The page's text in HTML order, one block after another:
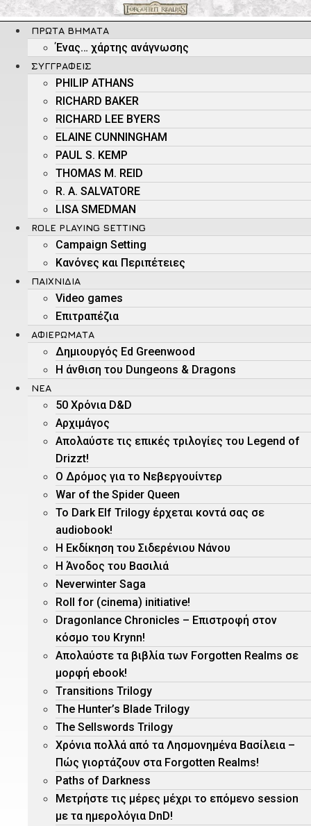
Μετάβαση
στο
περιεχόμενο
ΠΡΏΤΑ ΒΉΜΑΤΑ
Ένας… χάρτης ανάγνωσης
ΣΥΓΓΡΑΦΕΊΣ
PHILIP ATHANS
RICHARD BAKER
RICHARD LEE BYERS
ELAINE CUNNINGHAM
PAUL S. KEMP
THOMAS M. REID
R. A. SALVATORE
LISA SMEDMAN
ROLE PLAYING SETTING
Campaign Setting
Kανόνες και Περιπέτειες
ΠΑΙΧΝΊΔΙΑ
Video games
Επιτραπέζια
ΑΦΙΕΡΏΜΑΤΑ
Δημιουργός Ed Greenwood
Η άνθιση του Dungeons & Dragons
ΝΕΑ
50 Χρόνια D&D
Αρχιμάγος
Aπολαύστε τις επικές τριλογίες του Legend of
Drizzt!
O Δρόμος για το Νεβεργουίντερ
War of the Spider Queen
Το Dark Elf Trilogy έρχεται κοντά σας σε
audiobook!
Η Εκδίκηση του Σιδερένιου Νάνου
Η Άνοδος του Βασιλιά
Neverwinter Saga
Roll for (cinema) initiative!
Dragonlance Chronicles – Eπιστροφή στον
κόσμο του Krynn!
Απολαύστε τα βιβλία των Forgotten Realms σε
μορφή ebook!
Τransitions Trilogy
The Hunter’s Blade Trilogy
Τhe Sellswords Trilogy
Χρόνια πολλά από τα Λησμονημένα Βασίλεια –
Πώς γιορτάζουν στα Forgotten Realms!
Paths of Darkness
Μετρήστε τις μέρες μέχρι το επόμενο session
με τα ημερολόγια DnD!